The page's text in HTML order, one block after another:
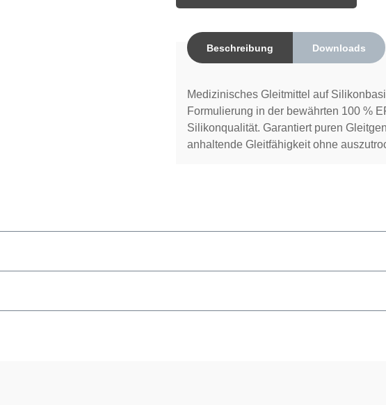
Beschreibung Downloads
Medizinisches Gleitmittel auf
Formulierung in der bewährten 100 %
Silikonqualität. Garantiert puren
anhaltende Gleitfähigkeit ohne